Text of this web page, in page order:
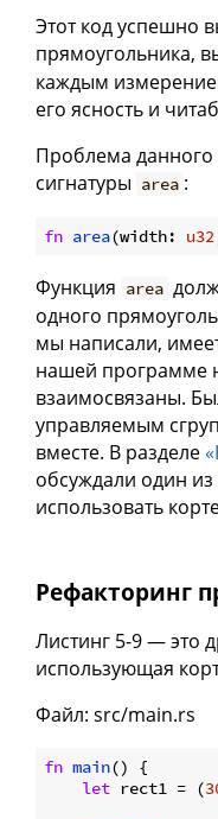
Этот код успешно
прямоугольника,
каждым
его ясность и
Проблема данного
сигнатуры area :
fn area(width: u32
Функция area
одного
мы написали,
нашей программе
взаимосвязаны.
управляемым
вместе. В разделе
обсуждали один
использовать
Рефакторинг
Листинг 5-9 — это
использующая
Файл: src/main.rs
fn main() {
let rect1 = (